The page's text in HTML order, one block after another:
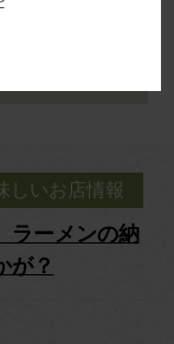
しいお店情報
ーメンの納
が？